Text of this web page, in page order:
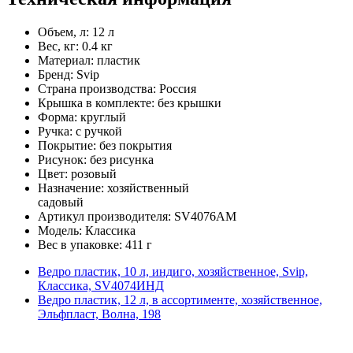
Объем, л: 12 л
Вес, кг: 0.4 кг
Материал: пластик
Бренд: Svip
Страна производства: Россия
Крышка в комплекте: без крышки
Форма: круглый
Ручка: с ручкой
Покрытие: без покрытия
Рисунок: без рисунка
Цвет: розовый
Назначение: хозяйственный
садовый
Артикул производителя: SV4076АМ
Модель: Классика
Вес в упаковке: 411 г
Ведро пластик, 10 л, индиго, хозяйственное, Svip,
Классика, SV4074ИНД
Ведро пластик, 12 л, в ассортименте, хозяйственное,
Эльфпласт, Волна, 198